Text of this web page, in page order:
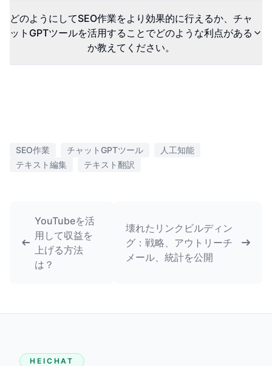
どのようにしてSEO作業をより効果的に行えるか、チャ
ットGPTツールを活用することでどのような利点がある
か教えてください。
SEO作業 チャットGPTツール
人工知能
テキスト編集
テキスト翻訳
YouTubeを活
用して収益を
上げる方法
は？
壊れたリンクビルディン
グ：戦略、アウトリーチ
メール、統計を公開
HEICHAT